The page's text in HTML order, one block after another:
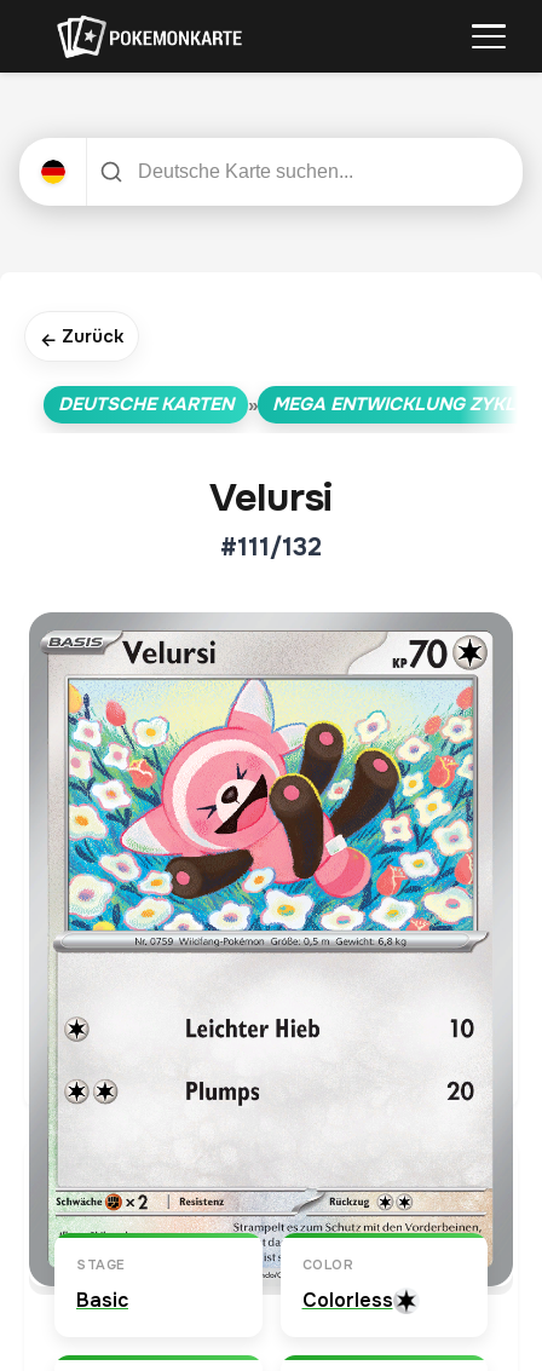
← Zurück
DEUTSCHE KARTEN » MEGA ENTWICKLUNG ZYKLUS
Velursi
#111/132
Aktueller Marktpreis
€0,06
Normal
€0,24
Karten-Info Englische Version →
STAGE
Basic
COLOR
Colorless